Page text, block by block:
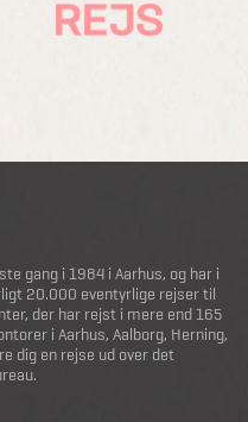
gang i 1984 i Aarhus, og har i
20.000 eventyrlige rejser til
der har rejst i mere end 165
i Aarhus, Aalborg, Herning,
dig en rejse ud over det
.